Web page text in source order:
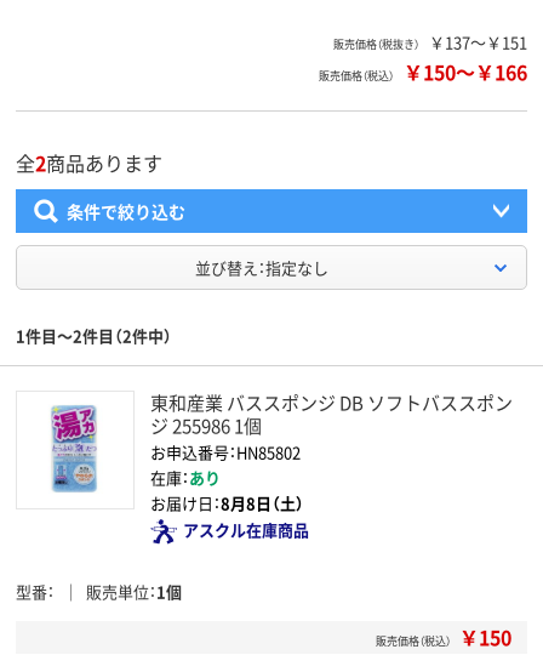
販売価格（税抜き） ￥137～￥151
販売価格（税込） ￥150～￥166
全2商品あります
条件で絞り込む
並び替え：指定なし
1件目～2件目（2件中）
東和産業 バススポンジ DB ソフトバススポン
ジ 255986 1個
お申込番号：HN85802
在庫：あり
お届け日：8月8日（土）
アスクル在庫商品
型番 販売単位 1個
販売価格（税込） ￥150